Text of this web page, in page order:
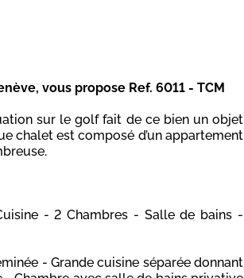
vous propose Ref. 6011 - TCM
sur le golf fait de ce bien un objet
chalet est composé d’un appartement
- 2 Chambres - Salle de bains -
- Grande cuisine séparée donnant